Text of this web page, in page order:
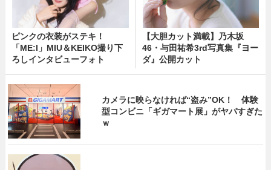
ピンクの衣装がステキ！
「ME:I」MIU＆KEIKO撮り下
ろしインタビューフォト
【大胆カット満載】乃木坂
46・与田祐希3rd写真集『ヨー
ダ』公開カット
カメラに映らなければ“盗み”OK！ 体験
型コンビニ「ギガマート展」がヤバすぎた
ｗ